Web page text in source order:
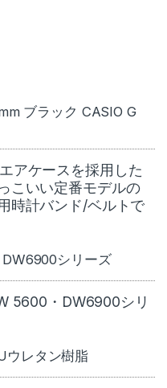
ブラック CASIO G
アケースを採用した
こいい定番モデルの
時計バンド/ベルトで
シリーズ
5600・DW6900シリ
ウレタン樹脂